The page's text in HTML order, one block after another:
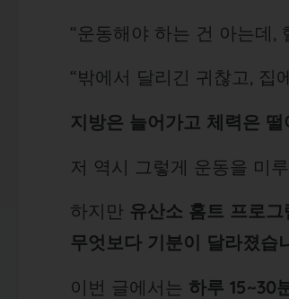
“운동해야 하는 건 아는데,
“밖에서 달리긴 귀찮고, 집
지방은 늘어가고 체력은 떨
저 역시 그렇게 운동을 미
하지만 유산소 홈트 프로그
무엇보다 기분이 달라졌습
이번 글에서는 하루 15~30